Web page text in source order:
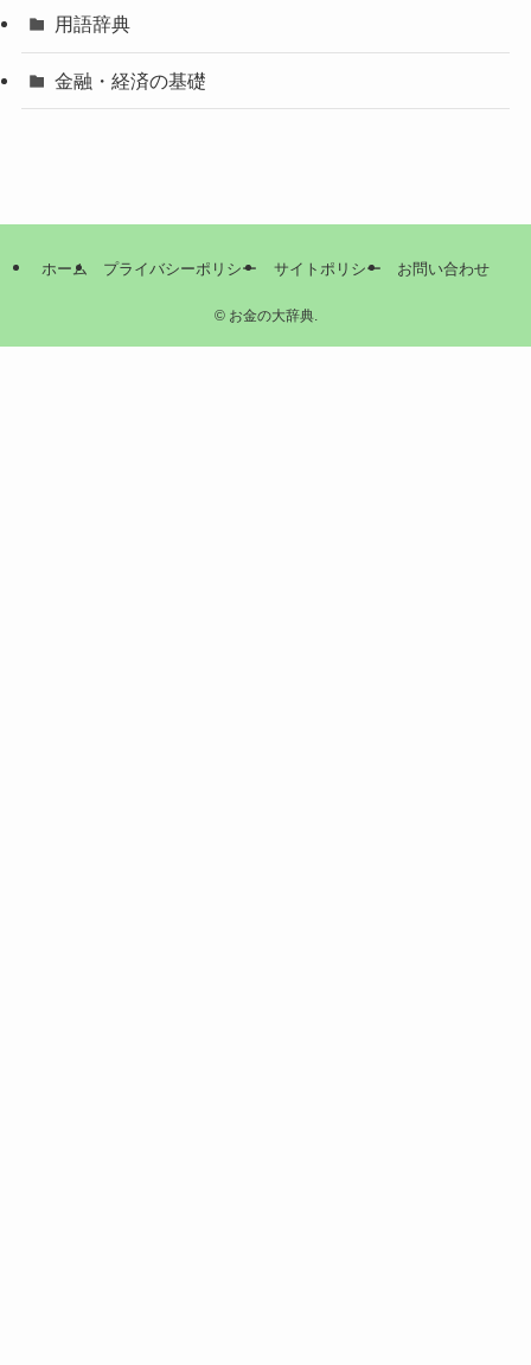
用語辞典
金融・経済の基礎
ホーム プライバシーポリシー サイトポリシー お問い合わせ
©お金の大辞典.